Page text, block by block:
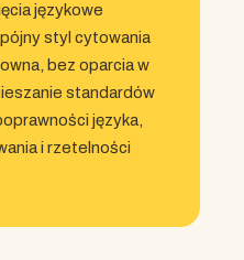
językowe
styl cytowania
bez oparcia w
standardów
języka,
i rzetelności